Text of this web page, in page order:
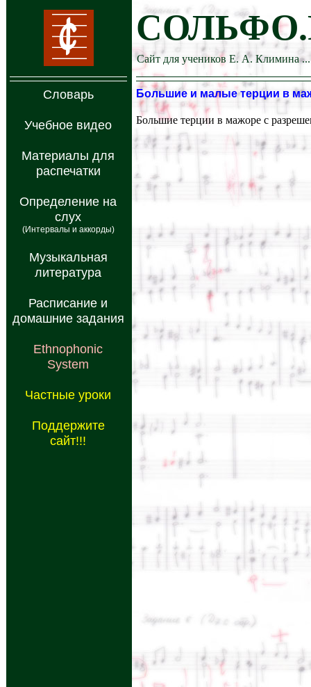
Словарь
Учебное видео
Материалы для
распечатки
Определение на
слух
(Интервалы и аккорды)
Музыкальная
литература
Расписание и
домашние задания
Ethnophonic
System
Частные уроки
Поддержите
сайт!!!
Сайт для учеников Е. А. Климина ...
Большие и малые терции в
Большие терции в мажоре с